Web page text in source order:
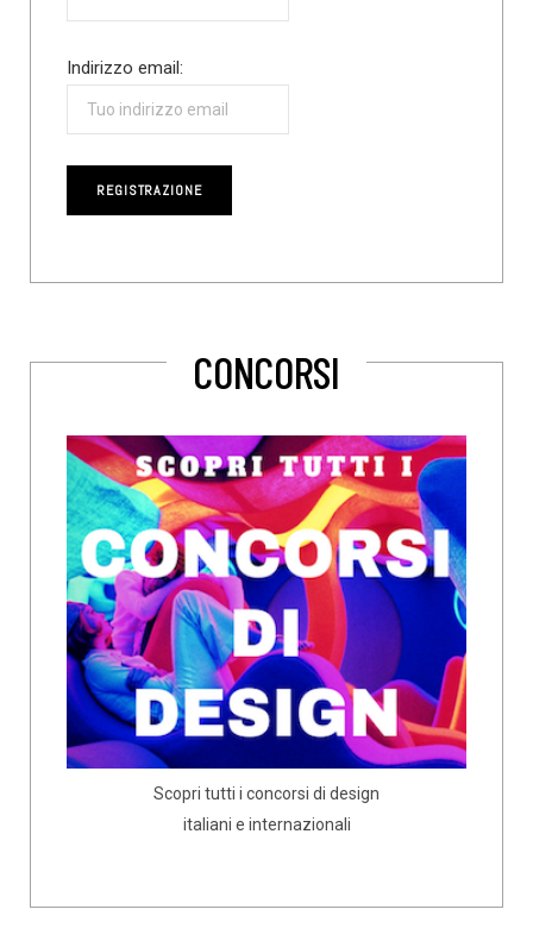
Indirizzo email:
CONCORSI
Scopri tutti i concorsi di design
italiani e internazionali